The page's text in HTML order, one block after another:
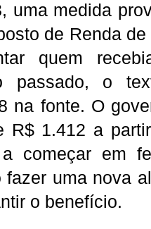
uma medida
de Renda
quem
passado, o
na fonte. O
R$ 1.412 a
começar em
fazer uma nova
o benefício.